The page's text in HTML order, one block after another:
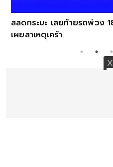
สลดกระบะ เสยท้ายรถพ่วง
เผยสาเหตุเศร้า